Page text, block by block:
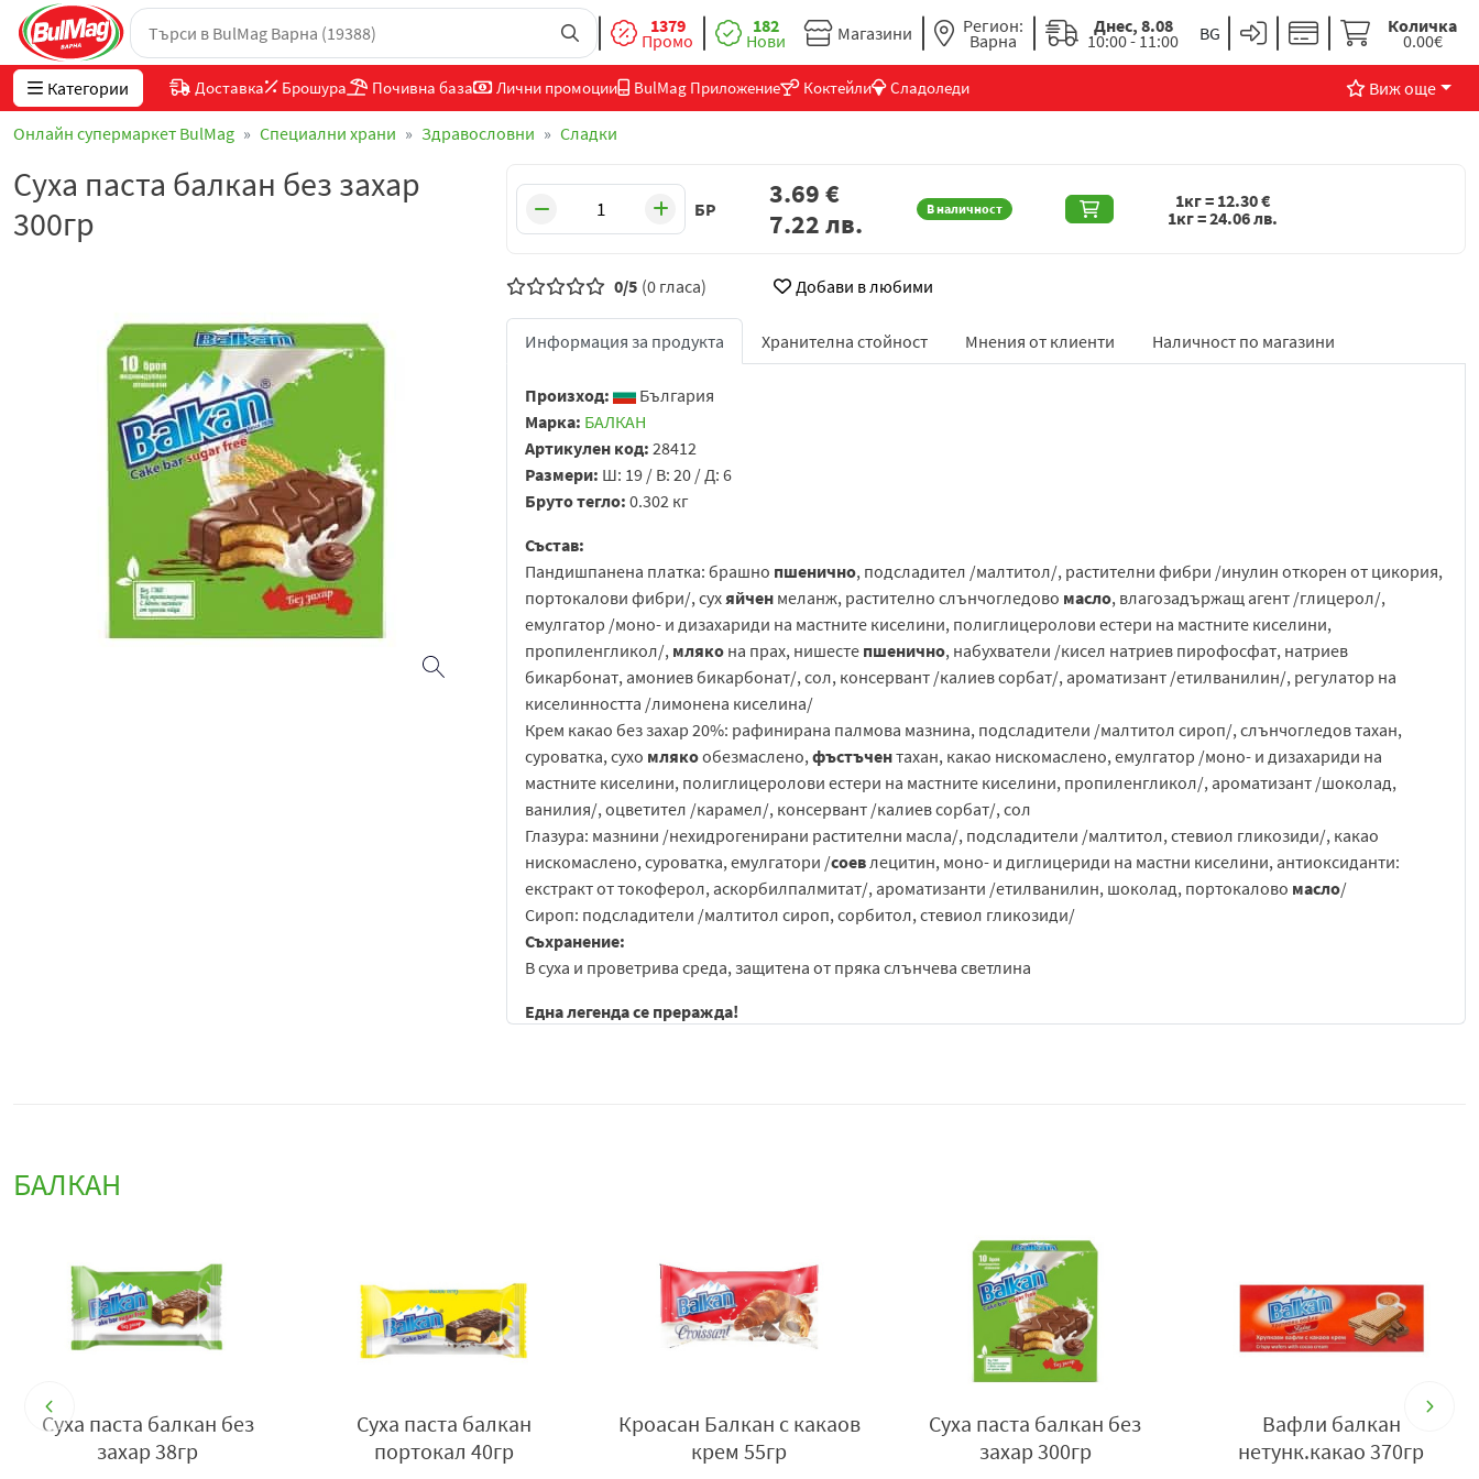
1379
Промо
182
Нови Магазини Регион:
Варна
Днес, 8.08
10:00 - 11:00
Количка
0.00€
Категории Доставка Брошура Почивна база Лични промоции BulMag Приложение Коктейли Сладоледи Виж още
Онлайн супермаркет BulMag Специални храни Здравословни Сладки
Суха паста балкан без захар
300гр
БР В наличност
3.69€
7.22лв.
1кг = 12.30€
1кг =24.06лв.
0/5 (0 гласа) Добави в любими
Информация за продукта Хранителна стойност Мнения от клиенти Наличност по магазини
Произход:
България
Марка: БАЛКАН
Артикулен код: 28412
Размери: Ш: 19 / В: 20 / Д: 6
Бруто тегло: 0.302 кг
Състав:
Пандишпанена платка: брашно пшенично, подсладител /малтитол/, растителни фибри /инулин откорен от цикория,
портокалови фибри/, сухяйчен меланж, растително слънчогледово масло, влагозадържащ агент /глицерол/,
емулгатор /моно- и дизахариди на мастните киселини, полиглицеролови естери на мастните киселини,
пропиленгликол/, мляко на прах, нишесте пшенично, набухватели /кисел натриев пирофосфат, натриев
бикарбонат, амониев бикарбонат/, сол, консервант /калиев сорбат/, ароматизант /етилванилин/, регулатор на
киселинността /лимонена киселина/
Крем какао без захар 20%: рафинирана палмова мазнина, подсладители /малтитол сироп/, слънчогледов тахан,
суроватка, сухо млякообезмаслено,фъстъчентахан, какао нискомаслено, емулгатор /моно- и дизахариди на
мастните киселини, полиглицеролови естери на мастните киселини, пропиленгликол/, ароматизант /шоколад,
ванилия/, оцветител /карамел/, консервант /калиев сорбат/, сол
Глазура: мазнини /нехидрогенирани растителни масла/, подсладители /малтитол, стевиол гликозиди/, какао
нискомаслено, суроватка, емулгатори /соевлецитин, моно- и диглицериди на мастни киселини, антиоксиданти:
екстракт от токоферол, aскорбилпалмитат/, ароматизанти /етилванилин, шоколад, портокалово масло/
Сироп: подсладители /малтитол сироп, сорбитол, стевиoл гликозиди/
Съхранение:
В суха и проветрива среда, защитена от пряка слънчева светлина
Една легенда се преражда!
Магията е в това, че няма да усетите липсата на захар. Вкусът е богат, балансиран и автентичен.
Сухата паста
Балканбез захар с крем какао е сладкарски продукт, създаден като балансирано десертно предложение
за хора, които търсят по-лек вариант на класическите сладки изделия. Тя съчетава нежна текстура, какаов вкус и
кремообразен пълнеж, като същевременно е разработена без добавена захар, което я прави подходяща за по-
специфични хранителни режими и съвременен начин на хранене.
Вътрешността е изпълнена с крем какао, който придава мекота и контраст на по-плътната външна част. Това
съчетание създава балансирано усещане при всяка хапка – едновременно нежно, кремообразно и леко какаово
БАЛКАН
Суха паста балкан без
захар 38гр
Суха паста балкан
портокал 40гр
Кроасан Балкан с какаов
крем 55гр
Суха паста балкан без
захар 300гр
Вафли балкан
нетунк.какао 370гр